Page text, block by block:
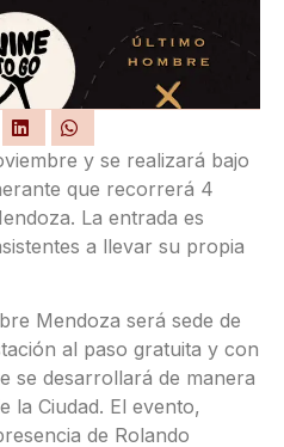
y se realizará bajo
que recorrerá 4
La entrada es
a llevar su propia
Mendoza será sede de
al paso gratuita y con
se desarrollará de manera
la Ciudad. El evento,
de Rolando